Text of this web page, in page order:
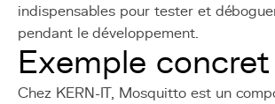
indispensables pour tester et
pendant le développement.
Exemple concret
Chez KERN-IT, Mosquitto est un